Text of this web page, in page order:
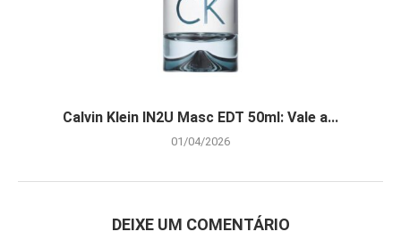
Calvin Klein IN2U Masc EDT 50ml: Vale a...
01/04/2026
DEIXE UM COMENTÁRIO